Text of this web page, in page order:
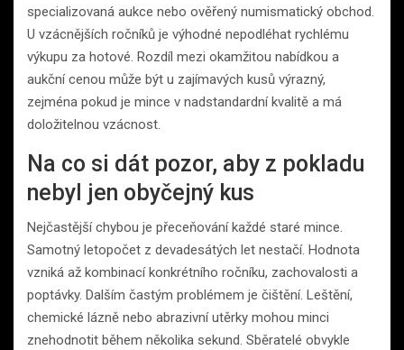
specializovaná aukce nebo ověřený numismatický obchod.
U vzácnějších ročníků je výhodné nepodléhat rychlému
výkupu za hotové. Rozdíl mezi okamžitou nabídkou a
aukční cenou může být u zajímavých kusů výrazný,
zejména pokud je mince v nadstandardní kvalitě a má
doložitelnou vzácnost.
Na co si dát pozor, aby z pokladu
nebyl jen obyčejný kus
Nejčastější chybou je přeceňování každé staré mince.
Samotný letopočet z devadesátých let nestačí. Hodnota
vzniká až kombinací konkrétního ročníku, zachovalosti a
poptávky. Dalším častým problémem je čištění. Leštění,
chemické lázně nebo abrazivní utěrky mohou minci
znehodnotit během několika sekund. Sběratelé obvykle